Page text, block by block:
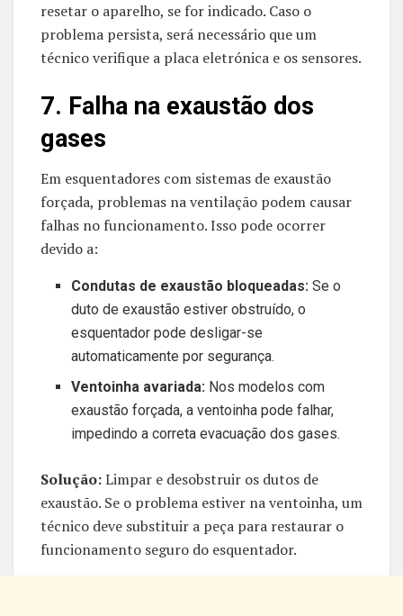
resetar o aparelho, se for indicado. Caso o
problema persista, será necessário que um
técnico verifique a placa eletrónica e os sensores.
7. Falha na exaustão dos
gases
Em esquentadores com sistemas de exaustão
forçada, problemas na ventilação podem causar
falhas no funcionamento. Isso pode ocorrer
devido a:
Condutas de exaustão bloqueadas: Se o
duto de exaustão estiver obstruído, o
esquentador pode desligar-se
automaticamente por segurança.
Ventoinha avariada: Nos modelos com
exaustão forçada, a ventoinha pode falhar,
impedindo a correta evacuação dos gases.
Solução:Limpar e desobstruir os dutos de
exaustão. Se o problema estiver na ventoinha, um
técnico deve substituir a peça para restaurar o
funcionamento seguro do esquentador.